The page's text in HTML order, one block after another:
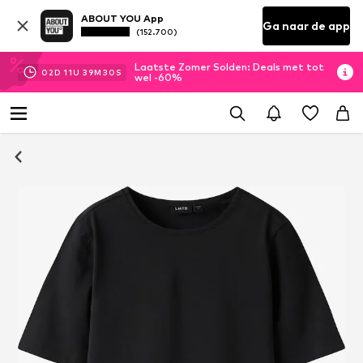
ABOUT YOU App
(152.700) Ga naar de app
02D 11U 39M 30 S
Laatste Zomer Solden: Deals met tot
wel -60%